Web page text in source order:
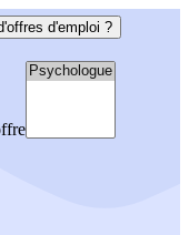
d'emploi ?